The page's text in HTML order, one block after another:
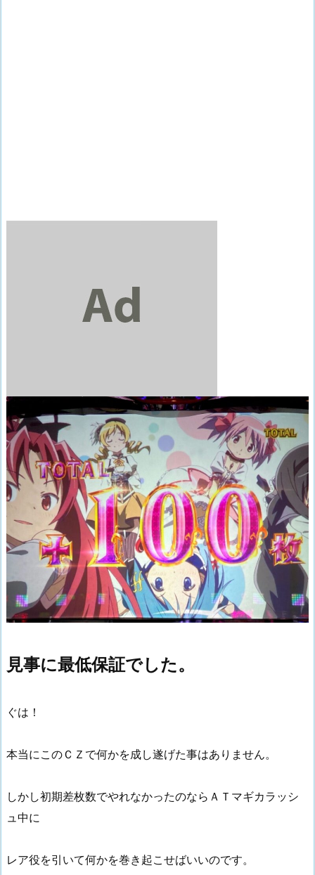
見事に最低保証でした。
ぐは！
本当にこのＣＺで何かを成し遂げた事はありません。
しかし初期差枚数でやれなかったのならＡＴマギカラッシ
ュ中に
レア役を引いて何かを巻き起こせばいいのです。